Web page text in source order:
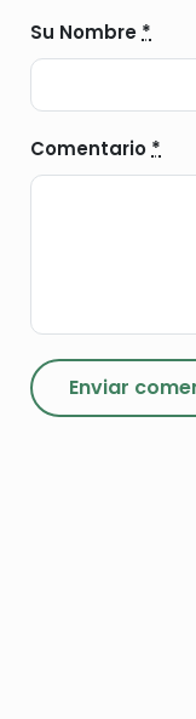
Su Nombre *
Comentario *